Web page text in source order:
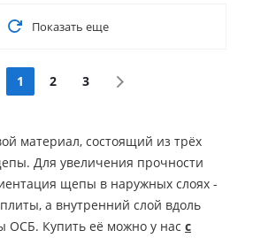
Показать еще
1 2 3
материал, состоящий из трёх
Для увеличения прочности
щепы в наружных слоях -
а внутренний слой вдоль
ОСБ. Купить её можно у нас с